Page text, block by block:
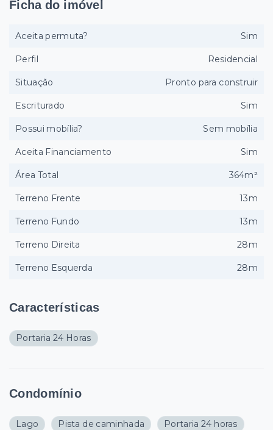
Características
Portaria 24 Horas
Condomínio
Lago Pista de caminhada Portaria 24 horas
Ficha do imóvel
Aceita permuta? Sim
Perfil Residencial
Situação Pronto para construir
Escriturado Sim
Possui mobília? Sem mobília
Aceita Financiamento Sim
Área Total 364m²
Terreno Frente 13m
Terreno Fundo 13m
Terreno Direita 28m
Terreno Esquerda 28m